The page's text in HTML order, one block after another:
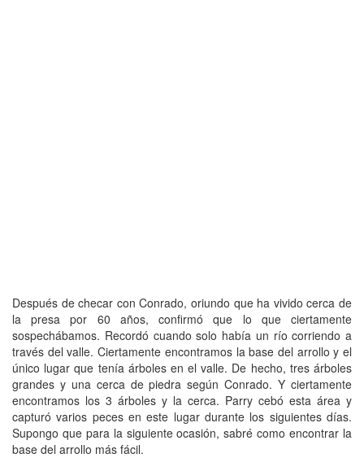
Después de checar con Conrado, oriundo que ha vivido cerca de
la presa por 60 años, confirmó que lo que ciertamente
sospechábamos. Recordó cuando solo había un río corriendo a
través del valle. Ciertamente encontramos la base del arrollo y el
único lugar que tenía árboles en el valle. De hecho, tres árboles
grandes y una cerca de piedra según Conrado. Y ciertamente
encontramos los 3 árboles y la cerca. Parry cebó esta área y
capturó varios peces en este lugar durante los siguientes días.
Supongo que para la siguiente ocasión, sabré como encontrar la
base del arrollo más fácil.